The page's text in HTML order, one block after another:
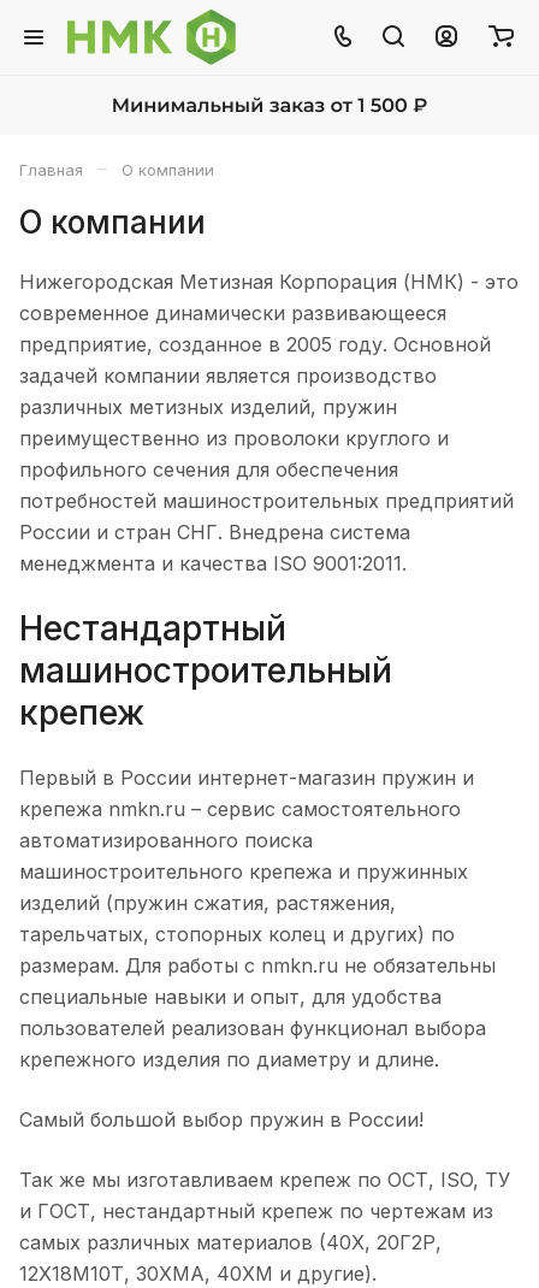
Главная – О компании
О компании
Нижегородская Метизная Корпорация (НМК) - это
современное динамически развивающееся
предприятие, созданное в 2005 году. Основной
задачей компании является производство
различных метизных изделий, пружин
преимущественно из проволоки круглого и
профильного сечения для обеспечения
потребностей машиностроительных предприятий
России и стран СНГ. Внедрена система
менеджмента и качества ISO 9001:2011.
Нестандартный
машиностроительный
крепеж
Первый в России интернет-магазин пружин и
крепежа nmkn.ru – сервис самостоятельного
автоматизированного поиска
машиностроительного крепежа и пружинных
изделий (пружин сжатия, растяжения,
тарельчатых, стопорных колец и других) по
размерам. Для работы с nmkn.ru не обязательны
специальные навыки и опыт, для удобства
пользователей реализован функционал выбора
крепежного изделия по диаметру и длине.
Самый большой выбор пружин в России!
Так же мы изготавливаем крепеж по ОСТ, ISO, ТУ
и ГОСТ, нестандартный крепеж по чертежам из
самых различных материалов (40Х, 20Г2Р,
12Х18М10Т, 30ХМА, 40ХМ и другие).